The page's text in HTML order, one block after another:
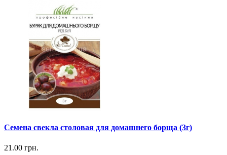
Семена свекла столовая для домашнего борща (3г)
21.00 грн.